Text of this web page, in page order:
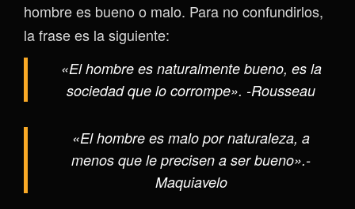
hombre es bueno o malo. Para no confundirlos,
la frase es la siguiente:
«El hombre es naturalmente bueno, es la
sociedad que lo corrompe». -Rousseau
«El hombre es malo por naturaleza, a
menos que le precisen a ser bueno».-
Maquiavelo